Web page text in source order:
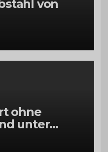
von
ohne
unter